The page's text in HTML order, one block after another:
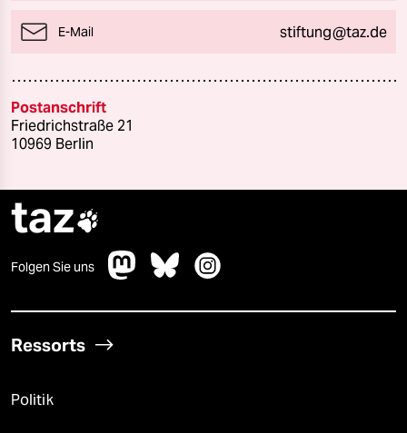
E-Mail stiftung@taz.de
Postanschrift
Friedrichstraße 21
10969 Berlin
taz
Folgen Sie uns
Ressorts
Politik